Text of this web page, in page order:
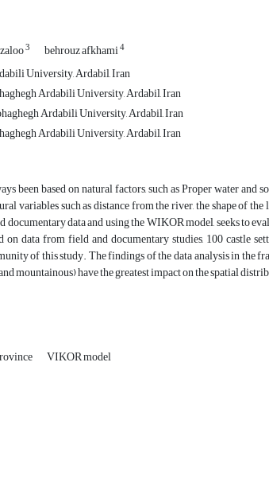
3 behrouz afkhami4
University, Ardabil, Iran
Ardabili University, Ardabil, Iran
Ardabili University, Ardabil, Iran
Ardabili University, Ardabil, Iran
been based on natural factors, such as Proper water and
variables such as distance from the river, the shape of the
documentary data and using the WIKOR model, seeks to
data from field and documentary studies, 100 castle
of this study. The findings of the data analysis in the
mountainous) have the greatest impact on the spatial
VIKOR model